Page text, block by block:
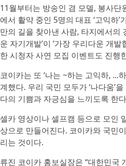
11월부터는 방송인 겸 모델, 봉사단
에서 활약 중인 5명의 대표 ‘고익하
만의 길을 찾아낸 사람, 타지에서의
운 자기개발’이 ‘가장 우리다운 개
한 시청자 사연 모집 이벤트도 진행
코이카는 또 ‘나는 ~하는 고익하, ...
계했다. 우리 국민 모두가 ‘나다움’
다의 기쁨과 자긍심을 느끼도록 한
셀카 영상이나 셀프캠 등으로 모인
상으로 만들어진다. 코이카와 국민
리는 것이다.
류진 코이카 홍보실장은 “대한민국